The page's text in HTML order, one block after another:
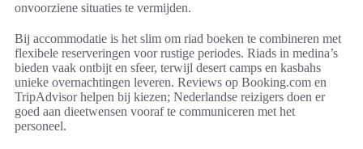
onvoorziene situaties te vermijden.
Bij accommodatie is het slim om riad boeken te combineren met
flexibele reserveringen voor rustige periodes. Riads in medina’s
bieden vaak ontbijt en sfeer, terwijl desert camps en kasbahs
unieke overnachtingen leveren. Reviews op Booking.com en
TripAdvisor helpen bij kiezen; Nederlandse reizigers doen er
goed aan dieetwensen vooraf te communiceren met het
personeel.